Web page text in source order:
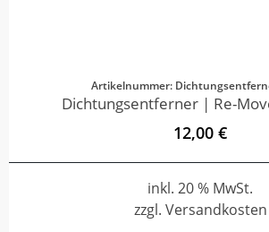
Artikelnummer:
Dichtungsentferner | Re-
12,00 €
inkl. 20 % MwSt.
zzgl. Versandkosten